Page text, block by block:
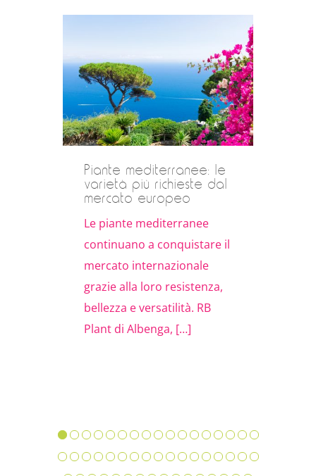
Piante mediterranee: le
varietà più richieste dal
mercato europeo
Le piante mediterranee
continuano a conquistare il
mercato internazionale
grazie alla loro resistenza,
bellezza e versatilità. RB
Plant di Albenga, […]